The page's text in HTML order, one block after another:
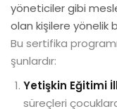
yöneticiler gibi
olan kişilere yönelik
Bu sertifika
şunlardır:
Yetişkin Eğitimi
süreçleri